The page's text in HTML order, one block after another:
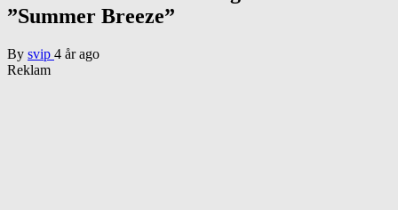
”Summer Breeze”
By svip 4 år ago
Reklam